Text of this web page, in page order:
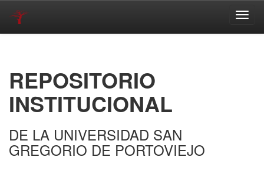
REPOSITORIO
INSTITUCIONAL
DE LA UNIVERSIDAD SAN
GREGORIO DE PORTOVIEJO